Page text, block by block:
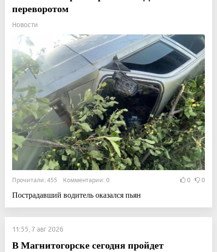
переворотом
Новости
Прочитали: 455 Комментарии: 0 0 0
Пострадавший водитель оказался пьян
11:55, 7 авг 2026
В Магнитогорске сегодня пройдет